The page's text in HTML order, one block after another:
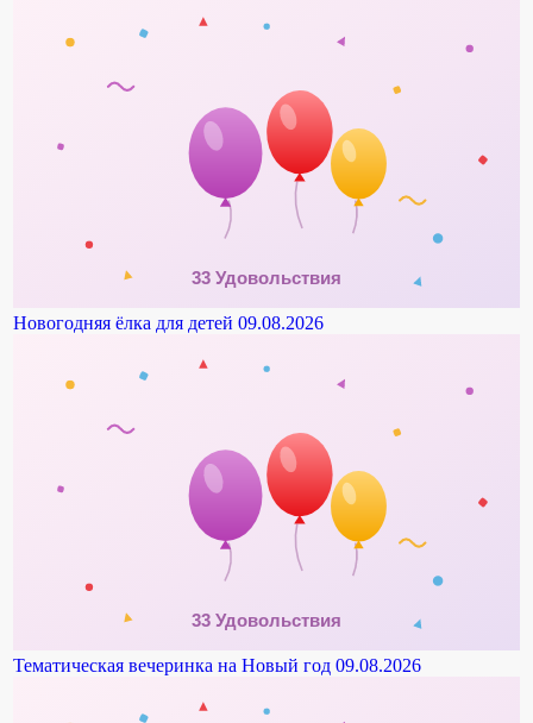
Новогодняя ёлка для детей 09.08.2026
Тематическая вечеринка на Новый год 09.08.2026